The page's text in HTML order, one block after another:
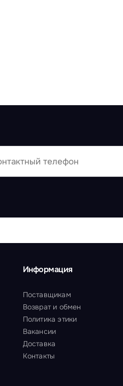
Информация
Поставщикам
Возврат и обмен
Политика этики
Вакансии
Доставка
Контакты